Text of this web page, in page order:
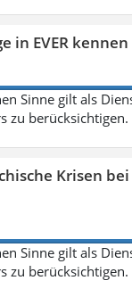
in EVER
Sinne gilt als
berücksichtigen.
Krisen
Sinne gilt als
berücksichtigen.